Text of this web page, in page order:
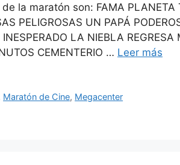
la maratón son: FAMA PLANETA
PELIGROSAS UN PAPÁ
LA NIEBLA REGRESA
CEMENTERIO … Leer más
Maratón de Cine, Megacenter